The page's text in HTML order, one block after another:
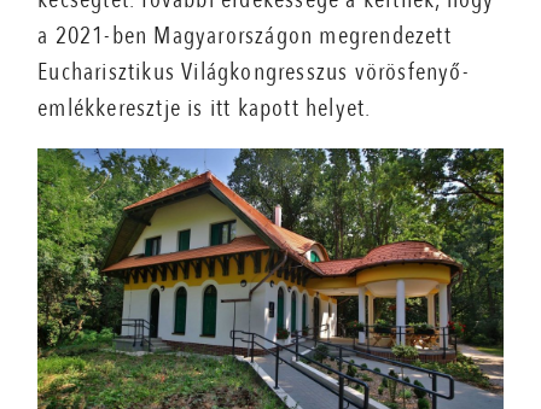
a 2021-ben Magyarországon megrendezett
Eucharisztikus Világkongresszus vörösfenyő-
emlékkeresztje is itt kapott helyet.